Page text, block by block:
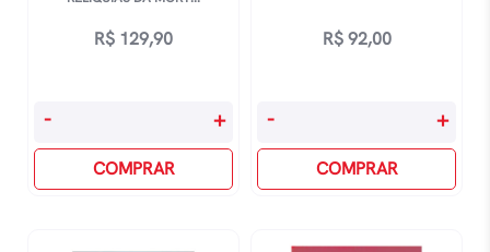
R$ 129,90
Harry
7
- +
COMPRAR
R$92,00
O
CrianÇa
- +
COMPRAR